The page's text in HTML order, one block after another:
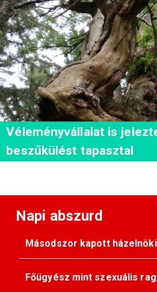
Véleményvállalat is
beszűkülést tapasztal
Napi abszurd
Másodszor kapott
Főügyész mint szexuális